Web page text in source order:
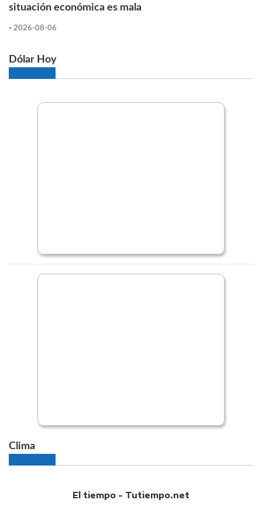
situación económica es mala
- 2026-08-06
Dólar Hoy
Clima
El tiempo - Tutiempo.net